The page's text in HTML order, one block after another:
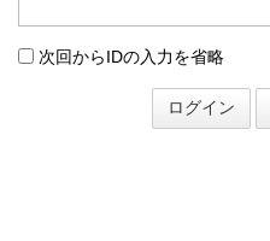
次回からIDの入力を省略
ログイン